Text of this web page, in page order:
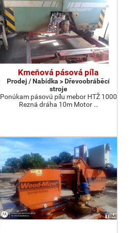
Kmeňová pásová píla
Prodej / Nabídka > Dřevoobráběcí
stroje
Ponúkam pásovú pílu mebor HTŽ 1000
Rezná dráha 10m Motor …